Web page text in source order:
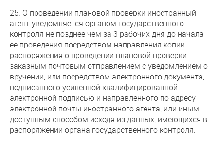
25. О проведении плановой проверки иностранный
агент уведомляется органом государственного
контроля не позднее чем за 3 рабочих дня до начала
ее проведения посредством направления копии
распоряжения о проведении плановой проверки
заказным почтовым отправлением с уведомлением о
вручении, или посредством электронного документа,
подписанного усиленной квалифицированной
электронной подписью и направленного по адресу
электронной почты иностранного агента, или иным
доступным способом исходя из данных, имеющихся в
распоряжении органа государственного контроля.